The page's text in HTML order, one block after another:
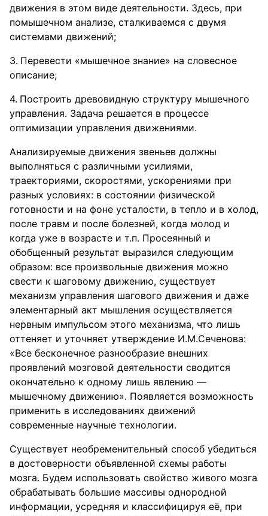
движения в этом виде деятельности. Здесь, при
помышечном анализе, сталкиваемся с двумя
системами движений;
Перевести «мышечное знание» на словесное
описание;
Построить древовидную структуру мышечного
управления. Задача решается в процессе
оптимизации управления движениями.
Анализируемые движения звеньев должны
выполняться с различными усилиями,
траекториями, скоростями, ускорениями при
разных условиях: в состоянии физической
готовности и на фоне усталости, в тепло и в холод,
после травм и после болезней, когда молод и
когда уже в возрасте и т.п. Просеянный и
обобщенный результат выразился следующим
образом: все произвольные движения можно
свести к шаговому движению, существует
механизм управления шагового движения и даже
элементарный акт мышления осуществляется
нервным импульсом этого механизма, что лишь
оттеняет и уточняет утверждение И.М.Сеченова:
«Все бесконечное разнообразие внешних
проявлений мозговой деятельности сводится
окончательно к одному лишь явлению —
мышечному движению». Появляется возможность
применить в исследованиях движений
современные научные технологии.
Существует необременительный способ убедиться
в достоверности объявленной схемы работы
мозга. Будем использовать свойство живого мозга
обрабатывать большие массивы однородной
информации, усредняя и классифицируя её, при